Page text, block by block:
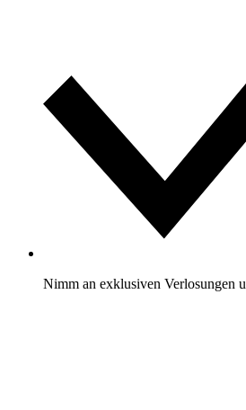
Nimm an exklusiven Verlosungen